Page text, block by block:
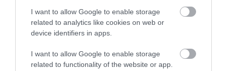
I want to allow Google to enable storage
related to analytics like cookies on web or
device identifiers in apps.
I want to allow Google to enable storage
related to functionality of the website or app.
Στυγνή προσβολή της Δημοκρατίας
η Βουλή με στρατιωτικά -
θρησκευτικά σύμβολα λέει ο Φίλης
ΑΦΡΟΔΙΤΗ ΠΑΝΟΥ
22.11.2020 | 14:48